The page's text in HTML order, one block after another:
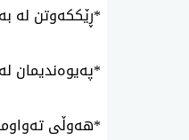
*ڕێککەوتن لە
*په‌یوه‌ندیمان
*هه‌وڵی‌